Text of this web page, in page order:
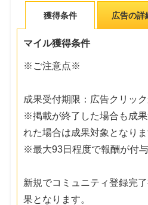
獲得条件 広告の詳
マイル獲得条件
※ご注意点※
成果受付期限：広告クリッ
※掲載が終了した場合も成
れた場合は成果対象となりま
※最大93日程度で報酬が付与
新規でコミュニティ登録完
果となります。